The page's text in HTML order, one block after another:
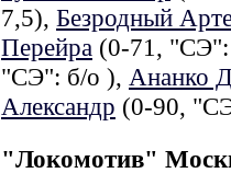
7,5), Безродный
Перейра (0-71,
"СЭ": б/о ), Ананко
Александр (0-90,
"Локомотив"